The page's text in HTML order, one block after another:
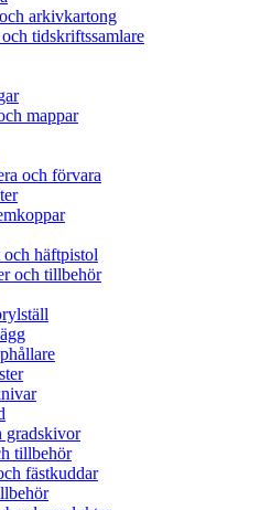
arkivkartong
tidskriftssamlare
mappar
och förvara
häftpistol
och tillbehör
gradskivor
tillbehör
fästkuddar